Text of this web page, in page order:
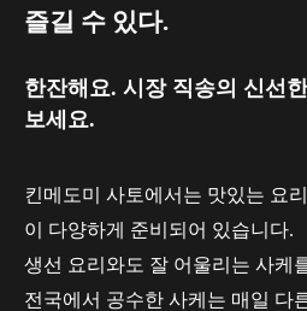
즐길 수 있다.
한잔해요. 시장 직송의 신선
보세요.
킨메도미 사토에서는 맛있는 요
이 다양하게 준비되어 있습니다.
생선 요리와도 잘 어울리는 사케
전국에서 공수한 사케는 매일 다